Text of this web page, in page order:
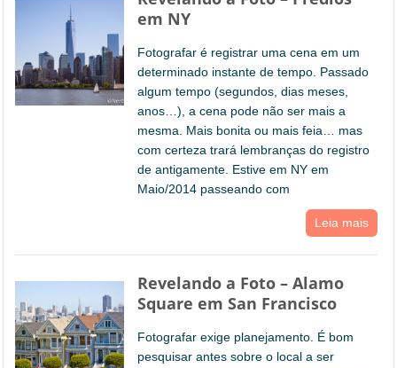
em NY
Fotografar é registrar uma cena em um
determinado instante de tempo. Passado
algum tempo (segundos, dias meses,
anos…), a cena pode não ser mais a
mesma. Mais bonita ou mais feia… mas
com certeza trará lembranças do registro
de antigamente. Estive em NY em
Maio/2014 passeando com
Leia mais
Revelando a Foto – Alamo
Square em San Francisco
Fotografar exige planejamento. É bom
pesquisar antes sobre o local a ser